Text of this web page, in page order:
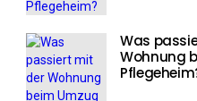
Was
Wohnung